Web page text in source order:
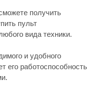
получить
пульт
вида техники.
и удобного
его работоспособность